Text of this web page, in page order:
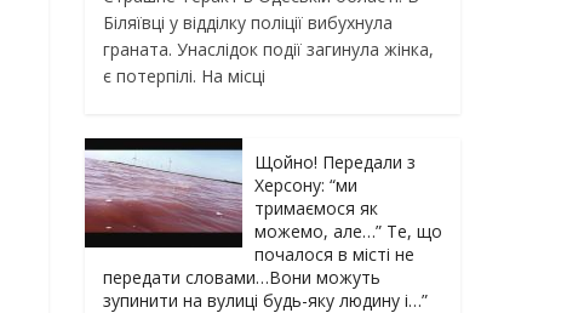
Біляївці у відділку поліції вибухнула
граната. Унаслідок події загинула жінка,
є потерпілі. На місці
Щойно! Передали з
Херсону: “ми
тримаємося як
можемо, але…” Те, що
почалося в місті не
передати словами…Вони можуть
зупинити на вулиці будь-яку людину і…”